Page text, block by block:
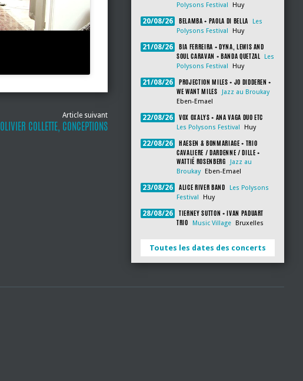
Article suivant
OLIVIER COLLETTE, CONCEPTIONS
Polysons Festival
Huy
20/08/26 BELAMBA + PAOLA DI BELLA
Les
Polysons Festival
Huy
21/08/26
BIA FERREIRA + DYNA, LEWIS AND
SOUL CARAVAN + BANDA QUETZAL
Les
Polysons Festival
Huy
21/08/26
PROJECTION MILES + JO DIDDEREN +
WE WANT MILES
Jazz au Broukay
Eben-Emael
22/08/26 VOX OXALYS + ANA VAGA DUO ETC
Les Polysons Festival Huy
22/08/26
HAESEN & BONMARIAGE + TRIO
CAVALIERE / DARDENNE / DILLE +
WATTIÉ ROSENBERG
Jazz au
Broukay
Eben-Emael
23/08/26 ALICE RIVER BAND
Les Polysons
Festival
Huy
28/08/26
TIERNEY SUTTON + IVAN PADUART
TRIO
Music Village Bruxelles
Toutes les dates des concerts